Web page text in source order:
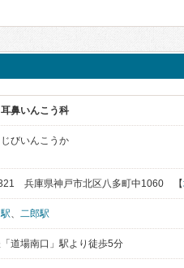
鼻いんこう科
びいんこうか
兵庫県神戸市北区八多町中1060 【
、 二郎駅
道場南口」駅より徒歩5分